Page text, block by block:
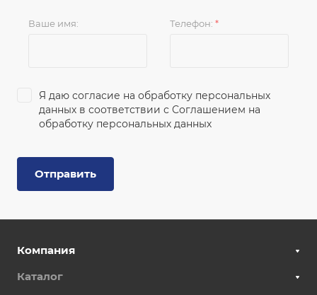
Ваше имя: Телефон: *
Я даю согласие на обработку персональных
данных в соответствии с Соглашением на
обработку персональных данных
Отправить
Компания
Каталог